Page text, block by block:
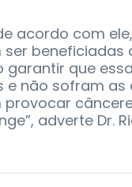
acordo com
beneficiadas
garantir que
e não sofram
adverte Dr.